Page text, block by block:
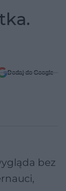
Dodaj do Google
bez